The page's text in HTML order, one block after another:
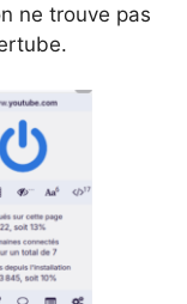
ne trouve pas